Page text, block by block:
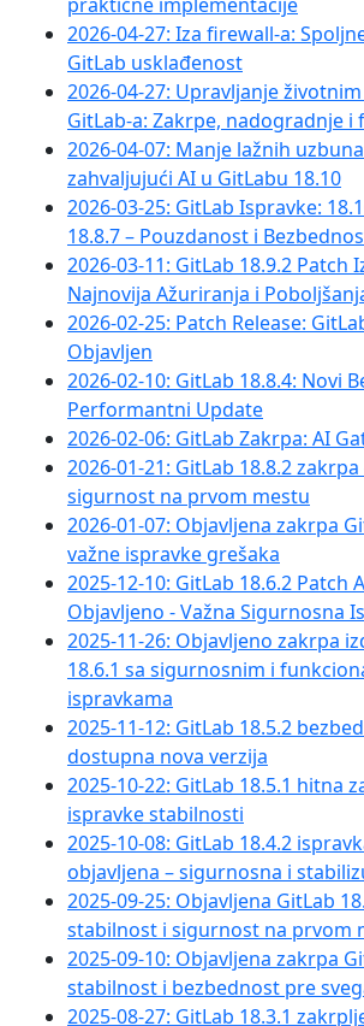
2026-04-27: Iza firewall-a:
GitLab usklađenost
2026-04-27: Upravljanje
GitLab-a: Zakrpe, nadogradnje i
2026-04-07: Manje lažnih uzbuna
zahvaljujući AI u GitLabu 18.10
2026-03-25: GitLab Ispravke:
18.8.7 – Pouzdanost i
2026-03-11: GitLab 18.9.2 Patch
Najnovija Ažuriranja i
2026-02-25: Patch Release:
Objavljen
2026-02-10: GitLab 18.8.4: Novi
Performantni Update
2026-02-06: GitLab Zakrpa: AI
2026-01-21: GitLab 18.8.2
sigurnost na prvom mestu
2026-01-07: Objavljena zakrpa
važne ispravke grešaka
2025-12-10: GitLab 18.6.2 Patch
Objavljeno - Važna Sigurnosna
2025-11-26: Objavljeno zakrpa
18.6.1 sa sigurnosnim i
ispravkama
2025-11-12: GitLab 18.5.2
dostupna nova verzija
2025-10-22: GitLab 18.5.1 hitna
ispravke stabilnosti
2025-10-08: GitLab 18.4.2
objavljena – sigurnosna i
2025-09-25: Objavljena GitLab
stabilnost i sigurnost na prvom
2025-09-10: Objavljena zakrpa
stabilnost i bezbednost pre
2025-08-27: GitLab 18.3.1